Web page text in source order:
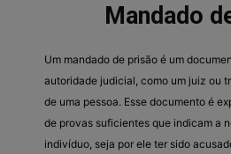
Mandado
Um mandado de prisão é um
autoridade judicial, como um juiz ou
de uma pessoa. Esse documento é
de provas suficientes que indicam a
indivíduo, seja por ele ter sido